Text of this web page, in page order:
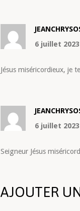
6 juillet 2023
Jésus miséricordieux, je
6 juillet 2023
Seigneur Jésus
AJOUTER